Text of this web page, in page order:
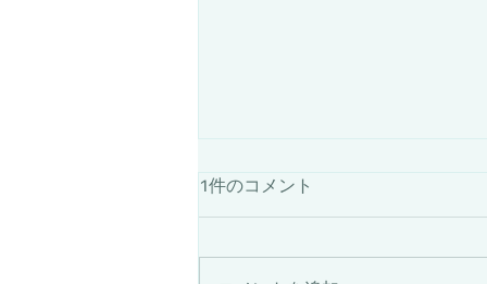
7月25日は採寸担当者が不在
1件のコメント